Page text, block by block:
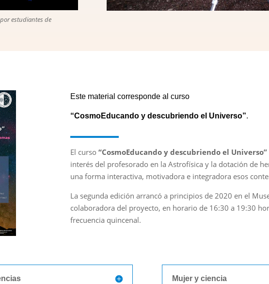
estudiantes de
Este material corresponde al curso
“CosmoEducando y descubriendo el Universo”.
El curso “CosmoEducando y descubriendo el Universo”
interés del profesorado en la Astrofísica y la dotación de
una forma interactiva, motivadora e integradora esos
La segunda edición arrancó a principios de 2020 en el
colaboradora del proyecto, en horario de 16:30 a 19:30
frecuencia quincenal.
Mujer y ciencia